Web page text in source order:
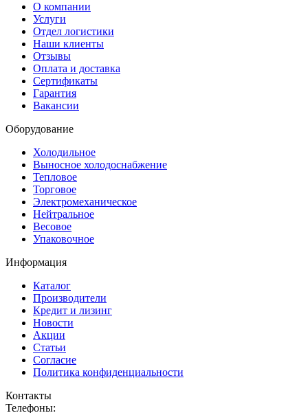
О компании
Услуги
Отдел логистики
Наши клиенты
Отзывы
Оплата и доставка
Сертификаты
Гарантия
Вакансии
Оборудование
Холодильное
Выносное холодоснабжение
Тепловое
Торговое
Электромеханическое
Нейтральное
Весовое
Упаковочное
Информация
Каталог
Производители
Кредит и лизинг
Новости
Акции
Статьи
Согласие
Политика конфиденциальности
Контакты
Телефоны: